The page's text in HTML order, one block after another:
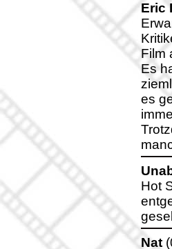
Eric
Film
Es
es
Hot
Nat